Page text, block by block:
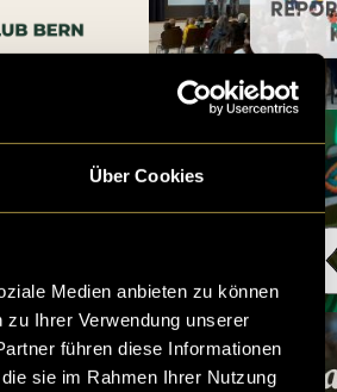
Über Cookies
Medien anbieten zu können
Ihrer Verwendung unserer
führen diese Informationen
sie im Rahmen Ihrer Nutzung